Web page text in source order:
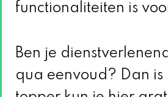
functionaliteiten is
Ben je
qua eenvoud? Dan